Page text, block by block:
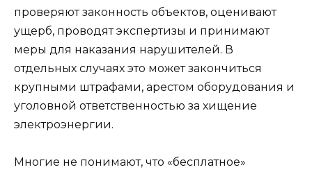
проверяют законность объектов, оценивают
ущерб, проводят экспертизы и принимают
меры для наказания нарушителей. В
отдельных случаях это может закончиться
крупными штрафами, арестом оборудования и
уголовной ответственностью за хищение
электроэнергии.
Многие не понимают, что «бесплатное»